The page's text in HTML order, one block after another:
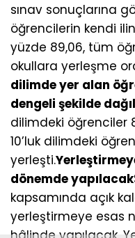
sınav sonuçlarına
öğrencilerin kendi
yüzde 89,06, tüm
okullara yerleşme
dilimde yer alan
dengeli şekilde
dilimdeki öğrenciler
10’luk dilimdeki
yerleşti.
dönemde yapılacak
kapsamında açık
yerleştirmeye esas